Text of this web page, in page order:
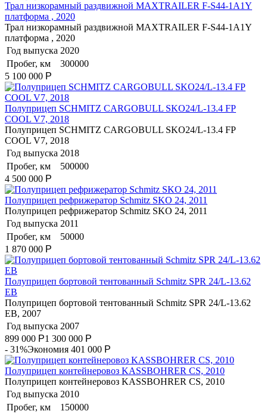
Трал низкорамный раздвижной MAXTRAILER F-S44-1A1Y
платформа , 2020
Трал низкорамный раздвижной MAXTRAILER F-S44-1A1Y
платформа , 2020
Год выпуска 2020
Пробег, км
300000
5 100 000 Р
Полуприцеп SCHMITZ CARGOBULL SKO24/L-13.4 FP
COOL V7, 2018
Полуприцеп SCHMITZ CARGOBULL SKO24/L-13.4 FP
COOL V7, 2018
Год выпуска 2018
Пробег, км
500000
4 500 000 Р
Полуприцеп рефрижератор Schmitz SKO 24, 2011
Полуприцеп рефрижератор Schmitz SKO 24, 2011
Год выпуска 2011
Пробег, км
50000
1 870 000 Р
Полуприцеп бортовой тентованный Schmitz SPR 24/L-13.62
EB
Полуприцеп бортовой тентованный Schmitz SPR 24/L-13.62
EB, 2007
Год выпуска 2007
899 000 Р1 300 000 Р
- 31%Экономия 401 000 Р
Полуприцеп контейнеровоз KASSBOHRER CS, 2010
Полуприцеп контейнеровоз KASSBOHRER CS, 2010
Год выпуска 2010
Пробег, км
150000